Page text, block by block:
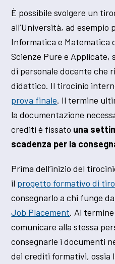
È possibile svolgere un
all’Università, ad esempio
Informatica e Matematica
Scienze Pure e Applicate,
di personale docente che
didattico. Il tirocinio
prova finale. Il termine
la documentazione
crediti è fissato una
scadenza per la
Prima dell’inizio del
il progetto formativo di
consegnarlo a chi funge da
Job Placement. Al
comunicare alla stessa
consegnarle i documenti
dei crediti formativi, ossia